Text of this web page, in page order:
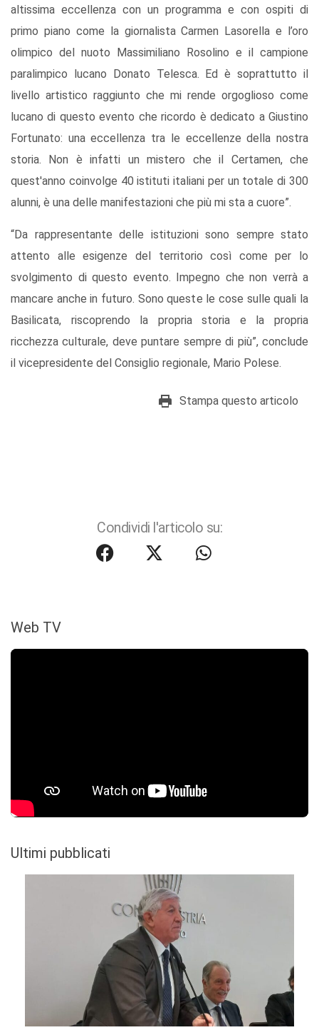
altissima eccellenza con un programma e con ospiti di
primo piano come la giornalista Carmen Lasorella e l’oro
olimpico del nuoto Massimiliano Rosolino e il campione
paralimpico lucano Donato Telesca. Ed è soprattutto il
livello artistico raggiunto che mi rende orgoglioso come
lucano di questo evento che ricordo è dedicato a Giustino
Fortunato: una eccellenza tra le eccellenze della nostra
storia. Non è infatti un mistero che il Certamen, che
quest'anno coinvolge 40 istituti italiani per un totale di 300
alunni, è una delle manifestazioni che più mi sta a cuore”.
“Da rappresentante delle istituzioni sono sempre stato
attento alle esigenze del territorio così come per lo
svolgimento di questo evento. Impegno che non verrà a
mancare anche in futuro. Sono queste le cose sulle quali la
Basilicata, riscoprendo la propria storia e la propria
ricchezza culturale, deve puntare sempre di più”, conclude
il vicepresidente del Consiglio regionale, Mario Polese.
Stampa questo articolo
Condividi l'articolo su:
Web TV
Ultimi pubblicati